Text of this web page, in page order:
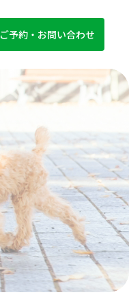
ご予約・お問い合わせ